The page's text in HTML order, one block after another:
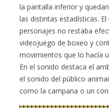
la pantalla inferior y
las distintas estadísticas.
personajes no restaba
videojuego de boxeo y
movimientos que lo hacía
En el sonido destaca el
el sonido del público
como la campana o un